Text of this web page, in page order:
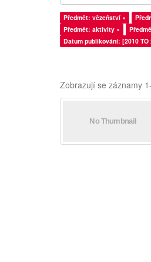
Předmět: vězeňství ×
Předmět: aktivity ×
Datum publikování: [2010 TO
Zobrazují se záznamy